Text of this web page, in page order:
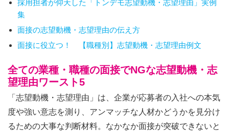
採用担者が仰天した「トンデモ志望動機・志望理由」実例
集
面接の志望動機・志望理由の伝え方
面接に役立つ！ 【職種別】志望動機・志望理由例文
全ての業種・職種の面接でNGな志望動機・志
望理由ワースト5
「志望動機・志望理由」は、企業が応募者の入社への本気
度や強い意志を測り、アンマッチな人材かどうかを見分け
るための大事な判断材料。なかなか面接が突破できないと